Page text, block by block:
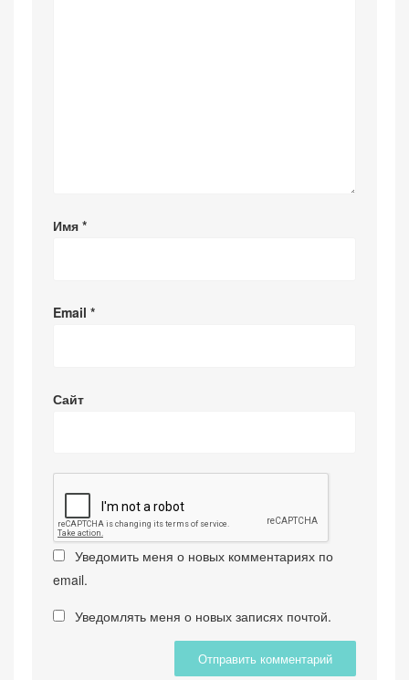
Имя *
Email *
Сайт
Уведомить меня о новых комментариях по
email.
Уведомлять меня о новых записях почтой.